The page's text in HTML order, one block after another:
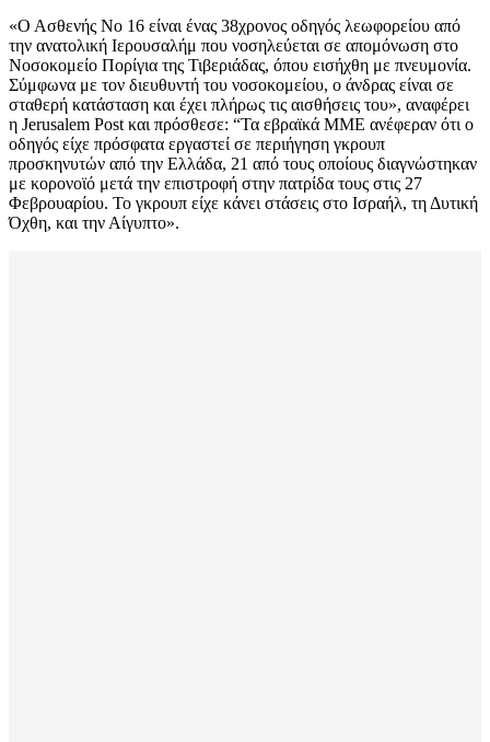
«Ο Ασθενής Νο 16 είναι ένας 38χρονος οδηγός λεωφορείου από
την ανατολική Ιερουσαλήμ που νοσηλεύεται σε απομόνωση στο
Νοσοκομείο Πορίγια της Τιβεριάδας, όπου εισήχθη με πνευμονία.
Σύμφωνα με τον διευθυντή του νοσοκομείου, ο άνδρας είναι σε
σταθερή κατάσταση και έχει πλήρως τις αισθήσεις του», αναφέρει
η Jerusalem Post και πρόσθεσε: “Τα εβραϊκά ΜΜΕ ανέφεραν ότι ο
οδηγός είχε πρόσφατα εργαστεί σε περιήγηση γκρουπ
προσκηνυτών από την Ελλάδα, 21 από τους οποίους διαγνώστηκαν
με κορονοϊό μετά την επιστροφή στην πατρίδα τους στις 27
Φεβρουαρίου. Το γκρουπ είχε κάνει στάσεις στο Ισραήλ, τη Δυτική
Όχθη, και την Αίγυπτο».